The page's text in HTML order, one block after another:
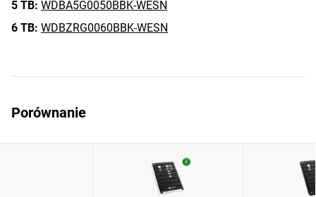
5 TB: WDBA5G0050BBK-WESN
6 TB: WDBZRG0060BBK-WESN
Porównanie